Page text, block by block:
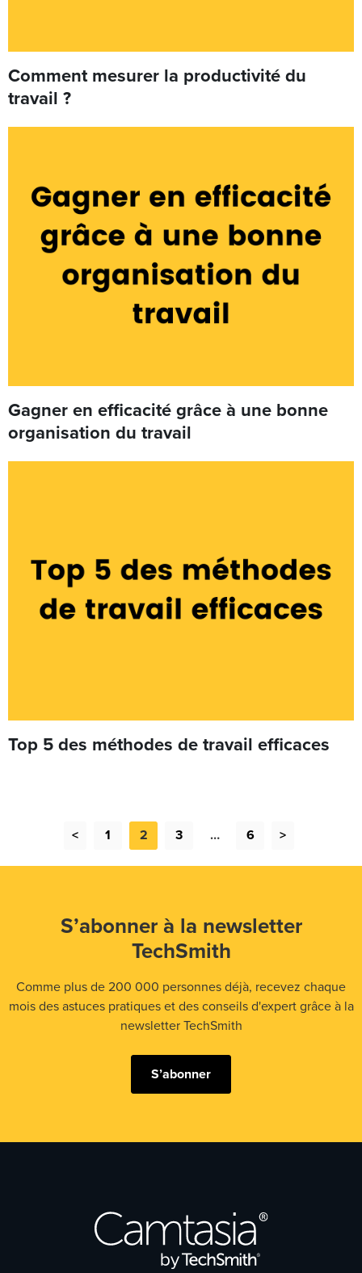
Comment mesurer la productivité du
travail ?
Gagner en efficacité grâce à une bonne
organisation du travail
Top 5 des méthodes de travail efficaces
< 1 2 3 … 6 >
S’abonner à la newsletter
TechSmith
Comme plus de 200 000 personnes déjà, recevez chaque
mois des astuces pratiques et des conseils d'expert grâce à la
newsletter TechSmith
S’abonner